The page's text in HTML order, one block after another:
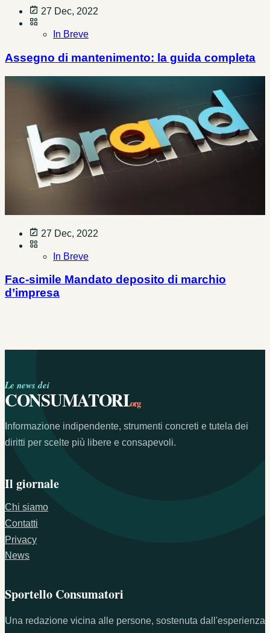
27 Dec, 2022
In Breve
Assegno di mantenimento: la guida completa
27 Dec, 2022
In Breve
Fac-simile Mandato deposito di marchio
d’impresa
Le news dei
CONSUMATORI.org
Informazione indipendente, strumenti concreti e tutela dei
diritti per scelte più libere e consapevoli.
Il giornale
Chi siamo
Contatti
Privacy
News
Sportello Consumatori
Una redazione vicina alle persone, sostenuta dall'esperienza